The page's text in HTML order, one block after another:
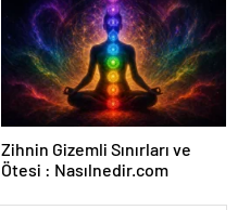
Zihnin Gizemli Sınırları ve
Ötesi : Nasılnedir.com